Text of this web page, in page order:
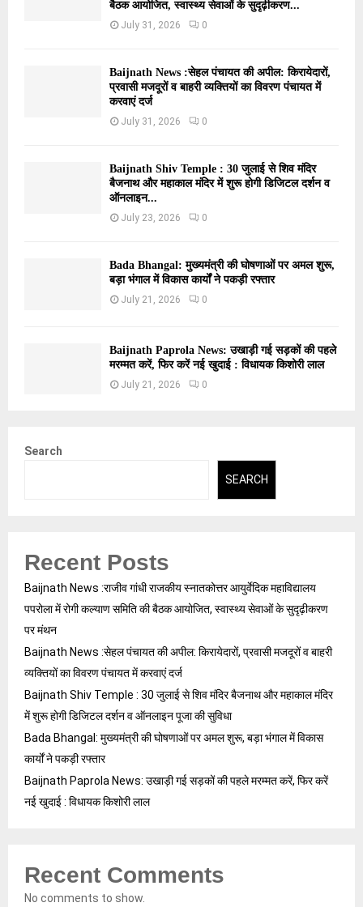
बैठक आयोजित, स्वास्थ्य सेवाओं के सुदृढ़ीकरण...
July 31, 2026 0
Baijnath News :सेहल पंचायत की अपील: किरायेदारों,
प्रवासी मजदूरों व बाहरी व्यक्तियों का विवरण पंचायत में
करवाएं दर्ज
July 31, 2026 0
Baijnath Shiv Temple : 30 जुलाई से शिव मंदिर
बैजनाथ और महाकाल मंदिर में शुरू होगी डिजिटल दर्शन व
ऑनलाइन...
July 23, 2026 0
Bada Bhangal: मुख्यमंत्री की घोषणाओं पर अमल शुरू,
बड़ा भंगाल में विकास कार्यों ने पकड़ी रफ्तार
July 21, 2026 0
Baijnath Paprola News: उखाड़ी गई सड़कों की पहले
मरम्मत करें, फिर करें नई खुदाई : विधायक किशोरी लाल
July 21, 2026 0
Search
SEARCH
Recent Posts
Baijnath News :राजीव गांधी राजकीय स्नातकोत्तर आयुर्वेदिक महाविद्यालय
पपरोला में रोगी कल्याण समिति की बैठक आयोजित, स्वास्थ्य सेवाओं के सुदृढ़ीकरण
पर मंथन
Baijnath News :सेहल पंचायत की अपील: किरायेदारों, प्रवासी मजदूरों व बाहरी
व्यक्तियों का विवरण पंचायत में करवाएं दर्ज
Baijnath Shiv Temple : 30 जुलाई से शिव मंदिर बैजनाथ और महाकाल मंदिर
में शुरू होगी डिजिटल दर्शन व ऑनलाइन पूजा की सुविधा
Bada Bhangal: मुख्यमंत्री की घोषणाओं पर अमल शुरू, बड़ा भंगाल में विकास
कार्यों ने पकड़ी रफ्तार
Baijnath Paprola News: उखाड़ी गई सड़कों की पहले मरम्मत करें, फिर करें
नई खुदाई : विधायक किशोरी लाल
Recent Comments
No comments to show.